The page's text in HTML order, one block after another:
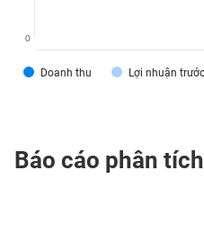
Doanh thu Lợi nhuận
0
Báo cáo phân tích
CÔNG